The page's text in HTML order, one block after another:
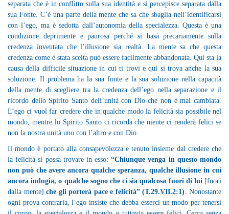
separata che è in conflitto sulla sua identità e si percepisce separata dalla
sua Fonte. C’è una parte della mente che sa che sbaglia nell’identificarsi
con l’ego, ma è sedotta dall’autonomia della specialezza. Questa è una
condizione deprimente e paurosa perché si basa precariamente sulla
credenza inventata che l’illusione sia realtà. La mente sa che questa
credenza come è stata scelta può essere facilmente abbandonata. Qui sta la
causa della difficile situazione in cui ti trovi e qui si trova anche la sua
soluzione. Il problema ha la sua fonte e la sua soluzione nella capacità
della mente di scegliere tra la credenza dell’ego nella separazione e il
ricordo dello Spirito Santo dell’unità con Dio che non è mai cambiata.
L’ego ci vuol far credere che in qualche modo la felicità sia possibile nel
mondo, mentre lo Spirito Santo ci ricorda che niente ci renderà felici se
non la nostra unità uno con l’altro e con Dio.
Il mondo è portato alla consapevolezza e tenuto insieme dal credere che
la felicità si possa trovare in esso:“Chiunque venga in questo mondo
non può che avere ancora qualche speranza, qualche illusione in cui
ancora indugia, o qualche sogno che ci sia qualcosa fuori di lui [fuori
dalla mente] che gli porterà pace e felicità” (T.29.VII.2:1) . Nonostante
ogni prova contraria, l’ego insiste che debba esserci un modo per tenersi